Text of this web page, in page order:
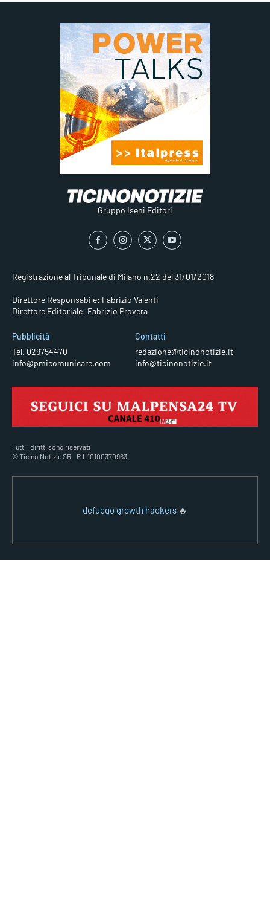
Gruppo Iseni Editori
Registrazione al Tribunale di Milano n.22 del 31/01/2018
Direttore Responsabile: Fabrizio Valenti
Direttore Editoriale: Fabrizio Provera
Pubblicità
Tel. 029754470
info@pmicomunicare.com
Contatti
redazione@ticinonotizie.it
info@ticinonotizie.it
Tutti i diritti sono riservati
© Ticino Notizie SRL P.I. 10100370963
defuego growth hackers 🔥